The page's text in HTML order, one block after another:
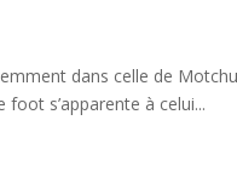
dans celle de
s’apparente à celui...